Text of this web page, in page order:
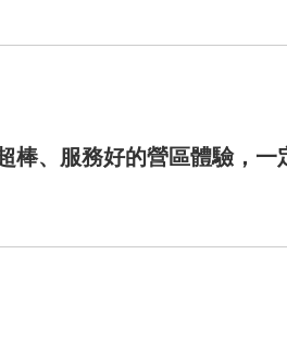
棒、服務好的營區體驗，一